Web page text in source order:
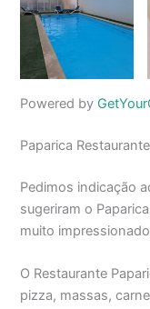
Powered by
Paparica Restaurante
Pedimos indicação
sugeriram o
muito
O Restaurante
pizza, massas,